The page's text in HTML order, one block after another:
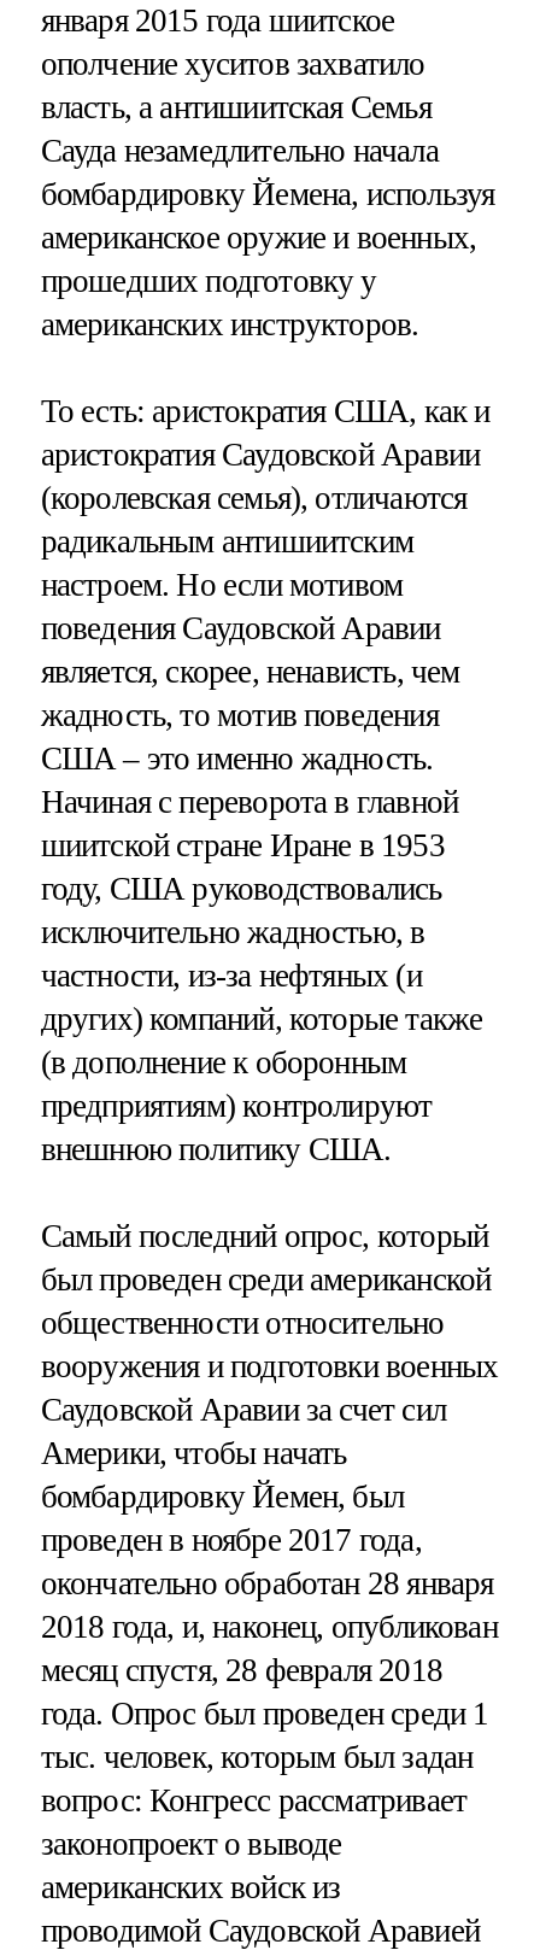
января 2015 года шиитское
ополчение хуситов захватило
власть, а антишиитская Семья
Сауда незамедлительно начала
бомбардировку Йемена, используя
американское оружие и военных,
прошедших подготовку у
американских инструкторов.
То есть: аристократия США, как и
аристократия Саудовской Аравии
(королевская семья), отличаются
радикальным антишиитским
настроем. Но если мотивом
поведения Саудовской Аравии
является, скорее, ненависть, чем
жадность, то мотив поведения
США – это именно жадность.
Начиная с переворота в главной
шиитской стране Иране в 1953
году, США руководствовались
исключительно жадностью, в
частности, из-за нефтяных (и
других) компаний, которые также
(в дополнение к оборонным
предприятиям) контролируют
внешнюю политику США.
Самый последний опрос, который
был проведен среди американской
общественности относительно
вооружения и подготовки военных
Саудовской Аравии за счет сил
Америки, чтобы начать
бомбардировку Йемен, был
проведен в ноябре 2017 года,
окончательно обработан 28 января
2018 года, и, наконец, опубликован
месяц спустя, 28 февраля 2018
года. Опрос был проведен среди 1
тыс. человек, которым был задан
вопрос: Конгресс рассматривает
законопроект о выводе
американских войск из
проводимой Саудовской Аравией